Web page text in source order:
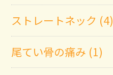
ストレートネック (4)
尾てい骨の痛み (1)